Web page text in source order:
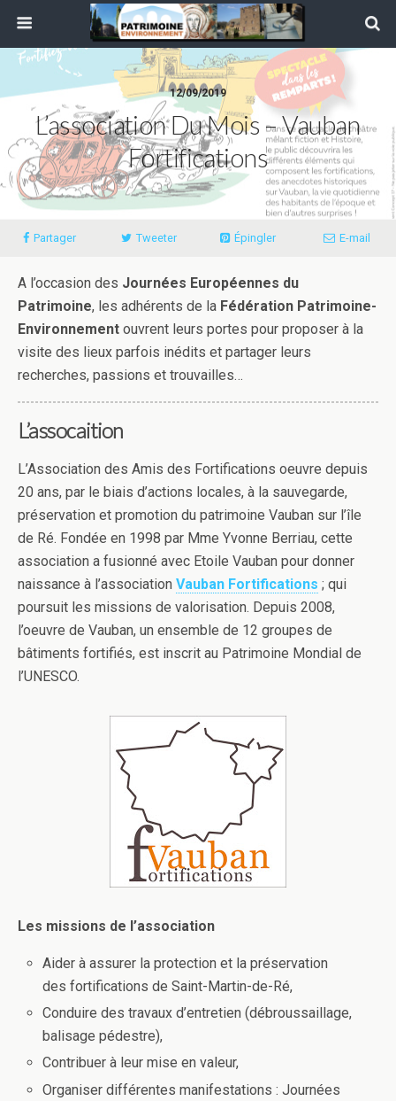
12/09/2019
L’association Du Mois – Vauban
Fortifications
Partager Tweeter Épingler E-mail
A l’occasion des Journées Européennes du
Patrimoine, les adhérents de la Fédération Patrimoine-
Environnement ouvrent leurs portes pour proposer à la
visite des lieux parfois inédits et partager leurs
recherches, passions et trouvailles…
L’assocaition
L’Association des Amis des Fortifications oeuvre depuis
20 ans, par le biais d’actions locales, à la sauvegarde,
préservation et promotion du patrimoine Vauban sur l’île
de Ré. Fondée en 1998 par Mme Yvonne Berriau, cette
association a fusionné avec Etoile Vauban pour donner
naissance à l’association Vauban Fortifications ; qui
poursuit les missions de valorisation. Depuis 2008,
l’oeuvre de Vauban, un ensemble de 12 groupes de
bâtiments fortifiés, est inscrit au Patrimoine Mondial de
l’UNESCO.
Les missions de l’association
Aider à assurer la protection et la préservation
des fortifications de Saint-Martin-de-Ré,
Conduire des travaux d’entretien (débroussaillage,
balisage pédestre),
Contribuer à leur mise en valeur,
Organiser différentes manifestations : Journées